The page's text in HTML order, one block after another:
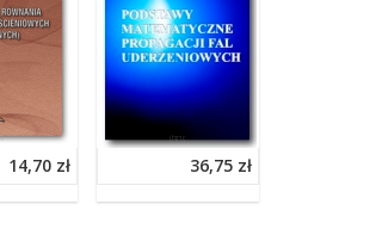
14,70 zł 36,75 zł